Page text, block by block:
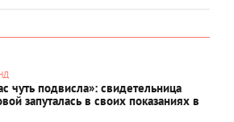
чуть подвисла»: свидетельница
запуталась в своих показаниях в